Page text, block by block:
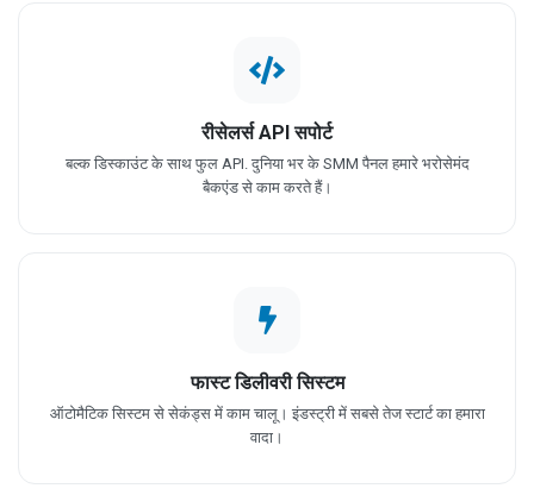
रीसेलर्स API सपोर्ट
बल्क डिस्काउंट के साथ फुल API. दुनिया भर के SMM पैनल हमारे भरोसेमंद
बैकएंड से काम करते हैं।
फास्ट डिलीवरी सिस्टम
ऑटोमैटिक सिस्टम से सेकंड्स में काम चालू। इंडस्ट्री में सबसे तेज स्टार्ट का हमारा
वादा।